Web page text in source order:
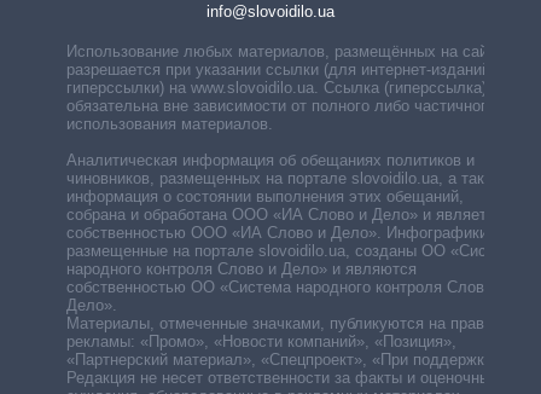
info@slovoidilo.ua
Использование любых материалов, размещённых на сайте,
разрешается при указании ссылки (для интернет-изданий —
гиперссылки) на www.slovoidilo.ua. Ссылка (гиперссылка)
обязательна вне зависимости от полного либо частичного
использования материалов.
Аналитическая информация об обещаниях политиков и
чиновников, размещенных на портале slovoidilo.ua, а также
информация о состоянии выполнения этих обещаний,
собрана и обработана ООО «ИА Слово и Дело» и является
собственностью ООО «ИА Слово и Дело». Инфографики,
размещенные на портале slovoidilo.ua, созданы ОО «Система
народного контроля Слово и Дело» и являются
собственностью ОО «Система народного контроля Слово и
Дело».
Материалы, отмеченные значками, публикуются на правах
рекламы: «Промо», «Новости компаний», «Позиция»,
«Партнерский материал», «Спецпроект», «При поддержке».
Редакция не несет ответственности за факты и оценочные